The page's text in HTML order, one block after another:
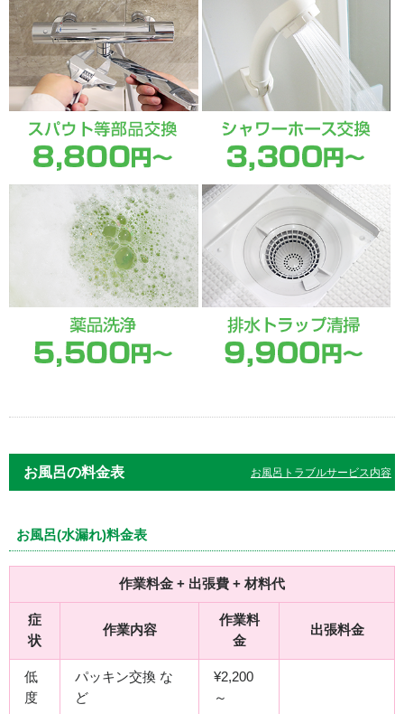
お風呂の料金表 お風呂トラブルサービス内容
お風呂(水漏れ)料金表
作業料金 + 出張費 + 材料代
症
状
作業内容
作業料
金
出張料金
低
度
パッキン交換 な
ど
¥2,200
～